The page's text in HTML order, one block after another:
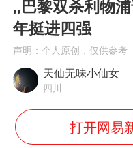
公
,,巴黎双杀利物
年挺进四强
声明：个人原创，仅供参考
天仙无味小仙女
四川
打开网易